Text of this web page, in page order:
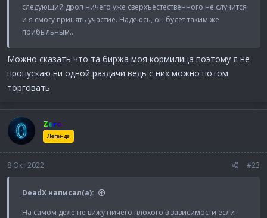
следующий дроп ничего уже сверхъестественного не случится
и я смогу принять участие. Надеюсь, он будет таким же
прибыльным..
Можно сказать что та биржа моя кормилица поэтому я не
пропускаю ни одной раздачи ведь с них можно потом
торговать
Zero
Легенда
8 Окт 2022 #23
DeadX написал(а):
На самом деле не вижу ничего плохого в зависимости если